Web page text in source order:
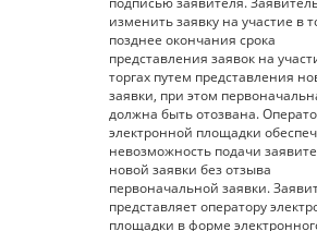
изменить заявку на участие в
позднее окончания срока
представления заявок на
торгах путем представления
заявки, при этом
должна быть отозвана.
электронной площадки
невозможность подачи
новой заявки без отзыва
первоначальной заявки. Заявитель
представляет оператору
площадки в форме